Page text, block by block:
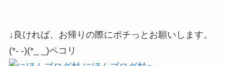
↓良ければ、お帰りの際にポチっとお願いします。
(*- -)(*_ _)ペコリ